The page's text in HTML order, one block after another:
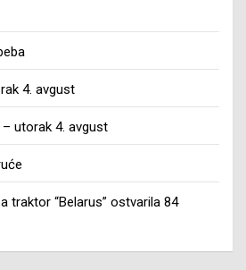
4. avgust
– utorak 4. avgust
traktor “Belarus” ostvarila 84